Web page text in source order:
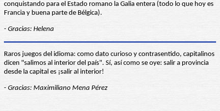
conquistando para el Estado romano la Galia entera (todo lo que hoy es
Francia y buena parte de Bélgica).
- Gracias: Helena
Raros juegos del idioma: como dato curioso y contrasentido, capitalinos
dicen "salimos al interior del país". Sí, así como se oye: salir a provincia
desde la capital es ¡salir al interior!
- Gracias: Maximiliano Mena Pérez